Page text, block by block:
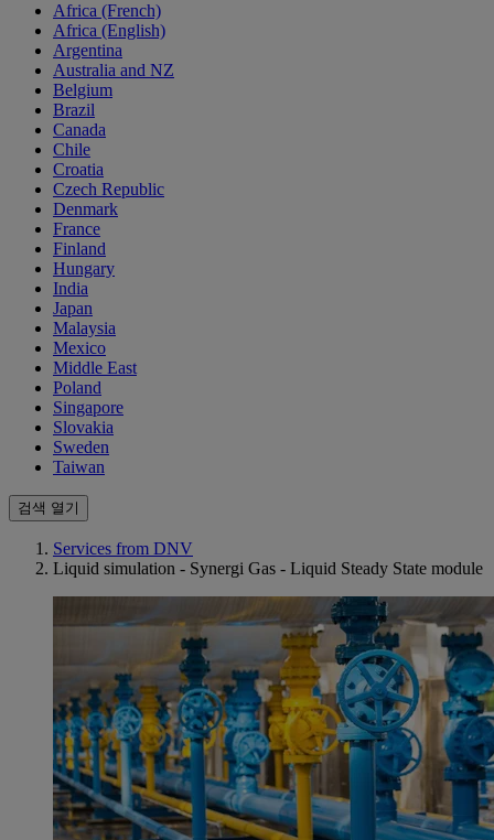
Africa (French)
Africa (English)
Argentina
Australia and NZ
Belgium
Brazil
Canada
Chile
Croatia
Czech Republic
Denmark
France
Finland
Hungary
India
Japan
Malaysia
Mexico
Middle East
Poland
Singapore
Slovakia
Sweden
Taiwan
검색 열기
Services from DNV
Liquid simulation - Synergi Gas - Liquid Steady State module